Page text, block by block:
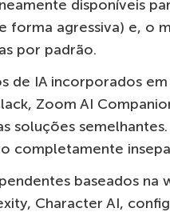
disponíveis
forma agressiva) e, o
por padrão.
de IA incorporados
Zoom AI
soluções
completamente
baseados na
Character AI,